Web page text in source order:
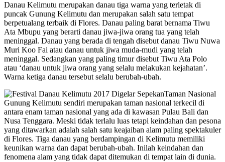
Danau Kelimutu merupakan danau tiga warna yang terletak di
puncak Gunung Kelimutu dan merupakan salah satu tempat
berpetualang terbaik di Flores. Danau paling barat bernama Tiwu
Ata Mbupu yang berarti danau jiwa-jiwa orang tua yang telah
meninggal. Danau yang berada di tengah disebut danau Tiwu Nuwa
Muri Koo Fai atau danau untuk jiwa muda-mudi yang telah
meninggal. Sedangkan yang paling timur disebut Tiwu Ata Polo
atau ‘danau untuk jiwa orang yang selalu melakukan kejahatan’.
Warna ketiga danau tersebut selalu berubah-ubah.
Taman Nasional
Gunung Kelimutu sendiri merupakan taman nasional terkecil di
antara enam taman nasional yang ada di kawasan Pulau Bali dan
Nusa Tenggara. Meski tidak terlalu luas tetapi keindahan dan pesona
yang ditawarkan adalah salah satu keajaiban alam paling spektakuler
di Flores. Tiga danau yang berdampingan di Kelimutu memiliki
keunikan warna dan dapat berubah-ubah. Inilah keindahan dan
fenomena alam yang tidak dapat ditemukan di tempat lain di dunia.